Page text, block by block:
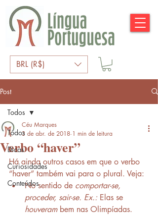
BRL (R$)
Post
Todos
Dicas
Curiosidades
Conteúdos
Todos
Verbo “haver”
Céu Marques
3 de abr. de 2018 1 min de leitura
Há ainda outros casos em que o verbo
“haver” também vai para o plural. Veja:
No sentido de comportar-se,
proceder, sair-se. Ex.: Elas se
houveram bem nas Olimpíadas.